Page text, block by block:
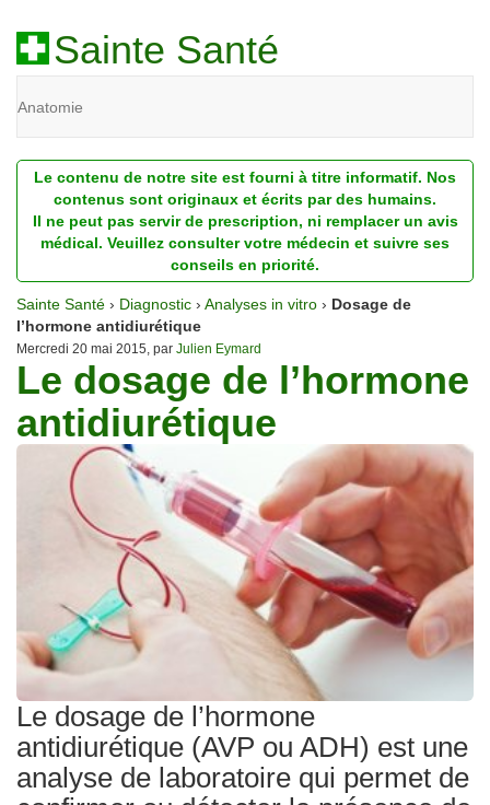
Sainte Santé
Anatomie
Diagnostic
Dossiers
Homéopathie
Nutrition
Pathologie
Psychologie
Recherches
Traitements
Le contenu de notre site est fourni à titre informatif. Nos
contenus sont originaux et écrits par des humains.
Il ne peut pas servir de prescription, ni remplacer un avis
médical. Veuillez consulter votre médecin et suivre ses
conseils en priorité.
Sainte Santé › Diagnostic › Analyses in vitro › Dosage de
l’hormone antidiurétique
Mercredi 20 mai 2015, par Julien Eymard
Le dosage de l’hormone
antidiurétique
Le dosage de l’hormone
antidiurétique (AVP ou ADH) est une
analyse de laboratoire qui permet de